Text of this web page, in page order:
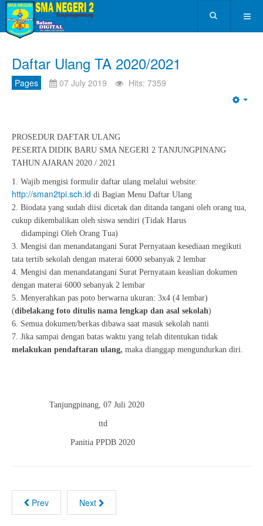
Daftar Ulang TA 2020/2021
Pages 07 July 2019 Hits: 7359
PROSEDUR DAFTAR ULANG
PESERTA DIDIK BARU SMA NEGERI 2 TANJUNGPINANG
TAHUN AJARAN 2020 / 2021
1. Wajib mengisi formulir daftar ulang melalui website:
http://sman2tpi.sch.id di Bagian Menu Daftar Ulang
2. Biodata yang sudah diisi dicetak dan ditanda tangani oleh orang tua,
cukup dikembalikan oleh siswa sendiri (Tidak Harus
didampingi Oleh Orang Tua)
3. Mengisi dan menandatangani Surat Pernyataan kesediaan megikuti
tata tertib sekolah dengan materai 6000 sebanyak 2 lembar
4. Mengisi dan menandatangani Surat Pernyataan keaslian dokumen
dengan materai 6000 sebanyak 2 lembar
5. Menyerahkan pas poto berwarna ukuran: 3x4 (4 lembar)
(dibelakang foto ditulis nama lengkap dan asal sekolah)
6. Semua dokumen/berkas dibawa saat masuk sekolah nanti
7. Jika sampai dengan batas waktu yang telah ditentukan tidak
melakukan pendaftaran ulang, maka dianggap mengundurkan diri.
Tanjungpinang, 07 Juli 2020
ttd
Panitia PPDB 2020
Prev Next